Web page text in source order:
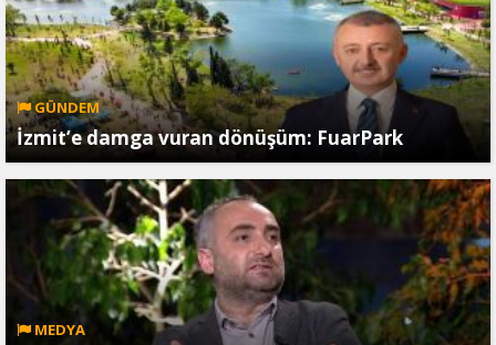
GÜNDEM
İzmit’e damga vuran dönüşüm: FuarPark
MEDYA